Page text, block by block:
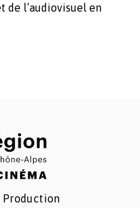
de l’audiovisuel en
Production